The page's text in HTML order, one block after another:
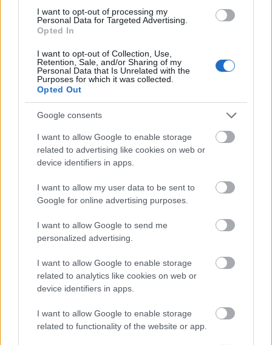
I want to opt-out of processing my
Personal Data for Targeted Advertising.
Opted In
I want to opt-out of Collection, Use,
Retention, Sale, and/or Sharing of my
Personal Data that Is Unrelated with the
Purposes for which it was collected.
Opted Out
Google consents
I want to allow Google to enable storage
related to advertising like cookies on web or
device identifiers in apps.
I want to allow my user data to be sent to
Google for online advertising purposes.
I want to allow Google to send me
personalized advertising.
I want to allow Google to enable storage
related to analytics like cookies on web or
device identifiers in apps.
I want to allow Google to enable storage
related to functionality of the website or app.
andrelaget. Totalt har Even fem individuelle
pallplasser i verdenscupen.
Hittil har Even Northug en individuell VM-start
som senior. Han ble nummer 7 i Planica i 2023.
I sesongen 2024 ble han også Norgesmester i
sprint på Beitostølen.
Nå håper han ryggen holder slik at han får sjansen
Meld deg på vårt nyhetsbrev
MEST LEST